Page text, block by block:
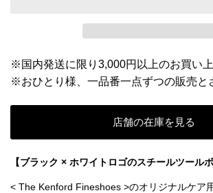
※国内発送に限り3,000円以上のお買い上
※おひとり様、一品番一点ずつの販売と
店舗の在庫を見る
【ブラック × ホワイトロゴのスチールツールボ
< The Kenford Fineshoes >のオリジナルケア